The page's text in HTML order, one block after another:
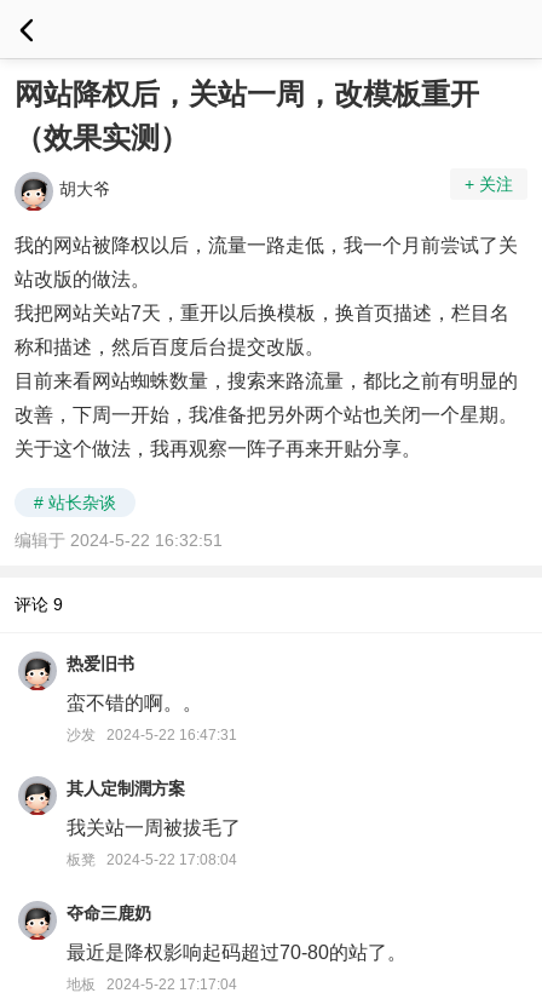
网站降权后，关站一周，改模板重开
（效果实测）
胡大爷 + 关注
我的网站被降权以后，流量一路走低，我一个月前尝试了关
站改版的做法。
我把网站关站7天，重开以后换模板，换首页描述，栏目名
称和描述，然后百度后台提交改版。
目前来看网站蜘蛛数量，搜索来路流量，都比之前有明显的
改善，下周一开始，我准备把另外两个站也关闭一个星期。
关于这个做法，我再观察一阵子再来开贴分享。
# 站长杂谈
编辑于 2024-5-22 16:32:51
评论 9
热爱旧书
蛮不错的啊。。
沙发 2024-5-22 16:47:31
其人定制潤方案
我关站一周被拔毛了
板凳 2024-5-22 17:08:04
夺命三鹿奶
最近是降权影响起码超过70-80的站了。
地板 2024-5-22 17:17:04